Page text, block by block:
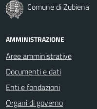
Comune di Zubiena
AMMINISTRAZIONE
Aree amministrative
Documenti e dati
Enti e fondazioni
Organi di governo